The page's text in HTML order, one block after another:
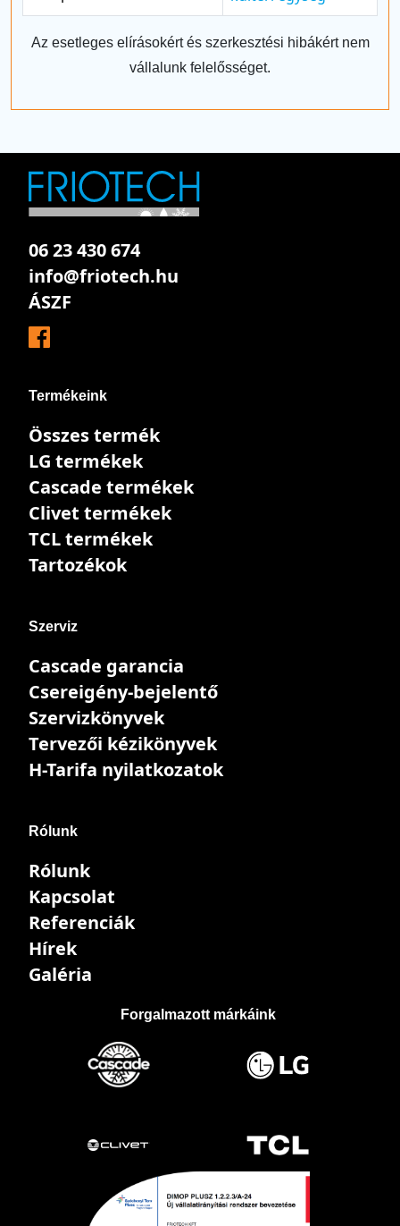
Az esetleges elírásokért és szerkesztési hibákért nem
vállalunk felelősséget.
06 23 430 674
info@friotech.hu
ÁSZF
Termékeink
Összes termék
LG termékek
Cascade termékek
Clivet termékek
TCL termékek
Tartozékok
Szerviz
Cascade garancia
Csereigény-bejelentő
Szervizkönyvek
Tervezői kézikönyvek
H-Tarifa nyilatkozatok
Rólunk
Rólunk
Kapcsolat
Referenciák
Hírek
Galéria
Forgalmazott márkáink